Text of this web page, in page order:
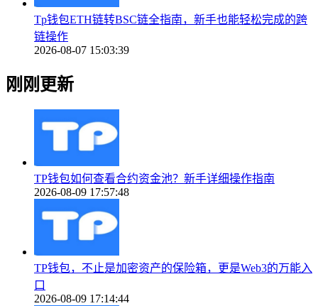
Tp钱包ETH链转BSC链全指南，新手也能轻松完成的跨
链操作
2026-08-07 15:03:39
刚刚更新
TP钱包如何查看合约资金池？新手详细操作指南
2026-08-09 17:57:48
TP钱包，不止是加密资产的保险箱，更是Web3的万能入
口
2026-08-09 17:14:44